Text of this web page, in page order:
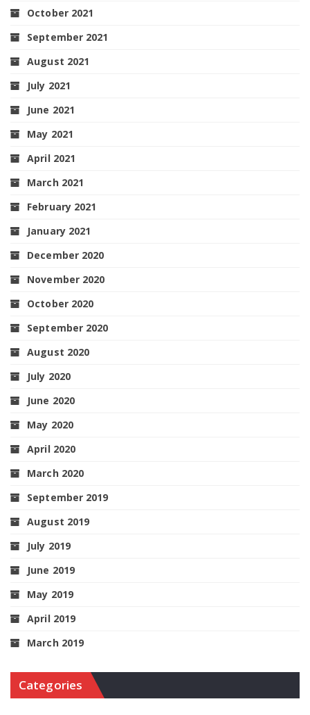
October 2021
September 2021
August 2021
July 2021
June 2021
May 2021
April 2021
March 2021
February 2021
January 2021
December 2020
November 2020
October 2020
September 2020
August 2020
July 2020
June 2020
May 2020
April 2020
March 2020
September 2019
August 2019
July 2019
June 2019
May 2019
April 2019
March 2019
Categories